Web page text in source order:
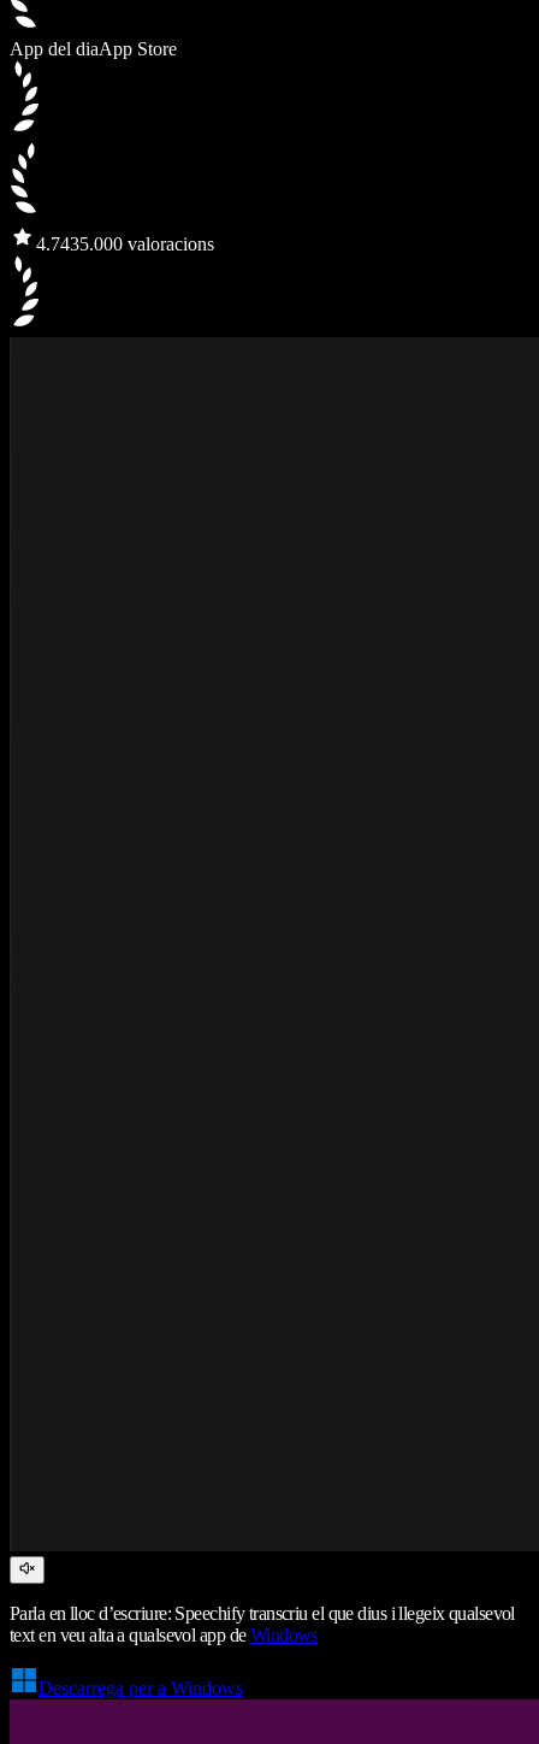
App del diaApp Store
4.7435.000 valoracions
Parla en lloc d’escriure: Speechify transcriu el que dius i llegeix qualsevol
text en veu alta a qualsevol app deWindows
Descarrega per a Windows